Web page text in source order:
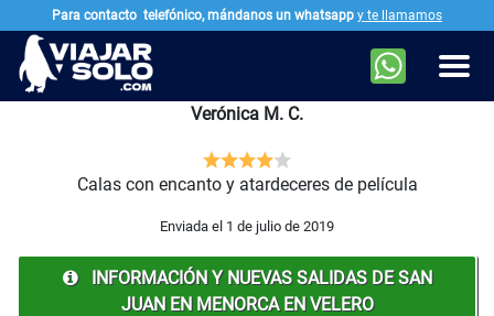
Ir al contenido principal
Verónica M. C.
Calas con encanto y atardeceres de película
Enviada el 1 de julio de 2019
INFORMACIÓN Y NUEVAS SALIDAS DE SAN
JUAN EN MENORCA EN VELERO
Para contacto telefónico, mándanos un whatsapp y te llamamos